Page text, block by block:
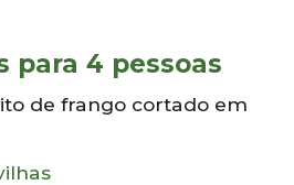
para 4 pessoas
de frango cortado em